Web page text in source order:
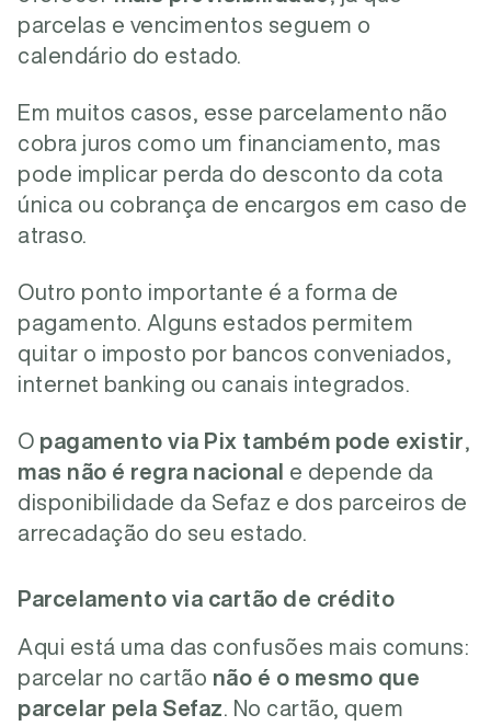
parcelas e vencimentos seguem o
calendário do estado.
Em muitos casos, esse parcelamento não
cobra juros como um financiamento, mas
pode implicar perda do desconto da cota
única ou cobrança de encargos em caso de
atraso.
Outro ponto importante é a forma de
pagamento. Alguns estados permitem
quitar o imposto por bancos conveniados,
internet banking ou canais integrados.
O pagamento via Pix também pode existir
mas não é regra nacional e depende da
disponibilidade da Sefaz e dos parceiros de
arrecadação do seu estado.
Parcelamento via cartão de crédito
Aqui está uma das confusões mais comuns:
parcelar no cartão não é o mesmo que
parcelar pela Sefaz . No cartão, quem